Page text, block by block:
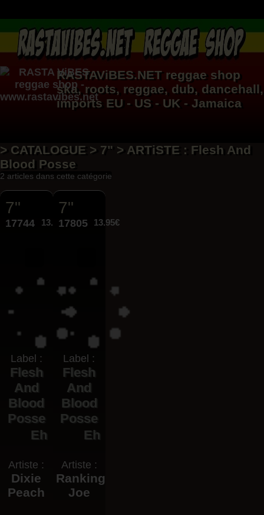
RASTAViBES.NET reggae shop
ska, roots, reggae, dub, dancehall,
imports EU - US - UK - Jamaica
> CATALOGUE > 7" > ARTiSTE : Flesh And
Blood Posse
2 articles dans cette catégorie
7"
17744 13.95€
Label :
Flesh
And
Blood
Posse
Eh
Artiste :
Dixie
Peach
7"
17805 13.95€
Label :
Flesh
And
Blood
Posse
Eh
Artiste :
Ranking
Joe